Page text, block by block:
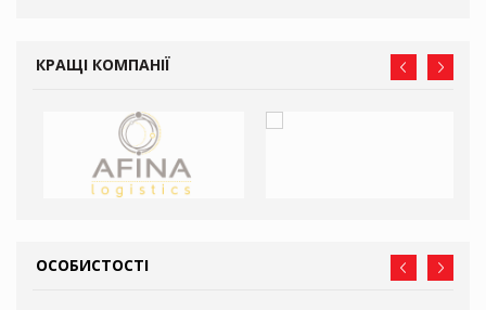
КРАЩІ КОМПАНІЇ
ОСОБИСТОСТІ